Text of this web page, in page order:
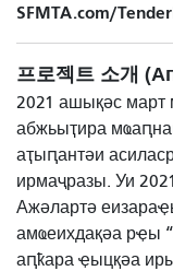
SFMTA.com/
프로젝트 소개
2021 ашықәс
абжьыҭира
аҭыԥантәи
ирмаҷразы. Уи
Ажәлартә
амҩеихдақәа рҿы
аԥҟара ҿыцқәа